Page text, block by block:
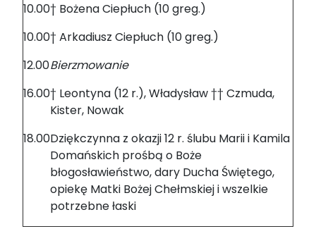
10.00† Bożena Ciepłuch (10 greg.)
10.00† Arkadiusz Ciepłuch (10 greg.)
12.00Bierzmowanie
16.00† Leontyna (12 r.), Władysław †† Czmuda,
Kister, Nowak
18.00Dziękczynna z okazji 12 r. ślubu Marii i Kamila
Domańskich prośbą o Boże
błogosławieństwo, dary Ducha Świętego,
opiekę Matki Bożej Chełmskiej i wszelkie
potrzebne łaski